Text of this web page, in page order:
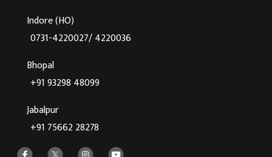
Indore (HO)
0731-4220027/ 4220036
Bhopal
+91 93298 48099
Jabalpur
+91 75662 28278